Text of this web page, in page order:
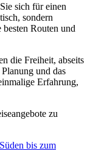
sich für einen
sondern
Routen und
die Freiheit, abseits
und das
Erfahrung,
zu
bis zum